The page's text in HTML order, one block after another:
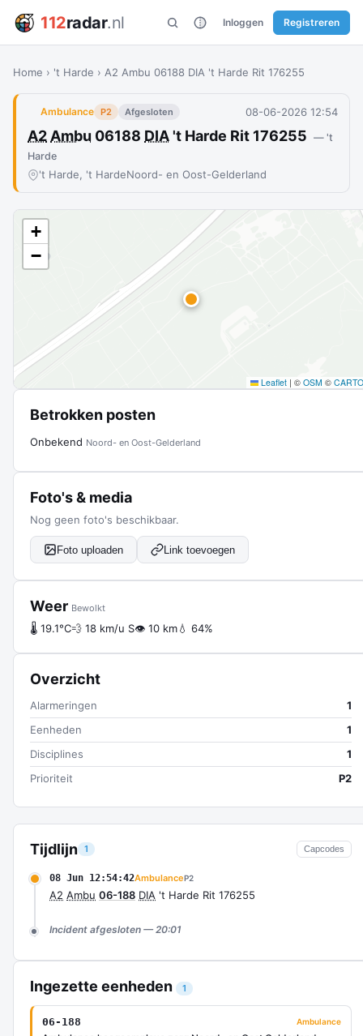
112radar.nl Inloggen Registreren
Home › 't Harde › A2 Ambu 06188 DIA 't Harde Rit 176255
Ambulance P2 Afgesloten 08-06-2026 12:54
A2 Ambu 06188 DIA't Harde Rit 176255 — 't
Harde
't Harde, 't HardeNoord- en Oost-Gelderland
Tijdlijn 1 Capcodes
08 Jun 12:54:42AmbulanceP2
A2 Ambu 06-188 DIA 't Harde Rit 176255
Incident afgesloten — 20:01
Ingezette eenheden 1
06-188 Ambulance
+
−
Leaflet | © OSM © CARTO
Betrokken posten
Onbekend Noord- en Oost-Gelderland
Foto's & media
Nog geen foto's beschikbaar.
Foto uploaden Link toevoegen
Weer Bewolkt
🌡 19.1°C💨 18 km/u S👁 10 km💧 64%
Overzicht
Alarmeringen
1
Eenheden
1
Disciplines
1
Prioriteit
P2